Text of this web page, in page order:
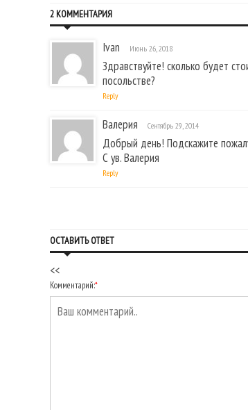
2 КОММЕНТАРИЯ
Ivan Июнь 26, 2018
Здравствуйте! сколько будет
посольстве?
Reply
Валерия Сентябрь 29, 2014
Добрый день! Подскажите
С ув. Валерия
Reply
ОСТАВИТЬ ОТВЕТ
<<
Комментарий:*